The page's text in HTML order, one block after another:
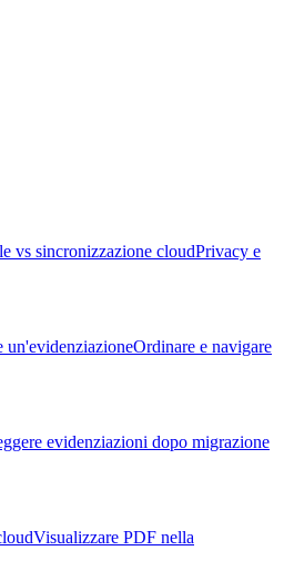
vs sincronizzazione cloudPrivacy e
un'evidenziazioneOrdinare e navigare
evidenziazioni dopo migrazione
Visualizzare PDF nella